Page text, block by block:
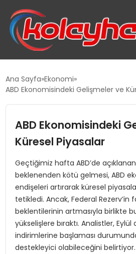
TANYER YAPI ZEMIN
TOROSLAR’DA PAZAR
Ana Sayfa Ekonomi
ABD Ekonomisindeki Gelişmeler ve
ABD Ekonomisindeki
Küresel Piyasalar
Geçtiğimiz hafta ABD’de
beklenenden kötü gelmesi, ABD
endişeleri artırarak küresel
tetikledi. Ancak, Federal Rezerv’in
beklentilerinin artmasıyla birlikte bu
yükselişlere bıraktı. Analistler, Eylül
indirimlerine başlaması
destekleyici olabileceğini